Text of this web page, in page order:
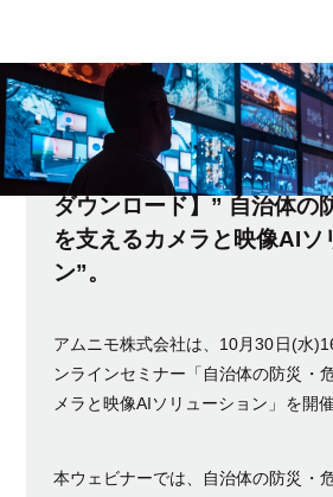
イベント・セミナー ウェビナー 受
【オンラインセミナー：講
ダウンロード】” 自治体の
を支えるカメラと映像AIソ
ン”。
アムニモ株式会社は、10月30日(水
ンラインセミナー「自治体の防災・
メラと映像AIソリューション」を開
本ウェビナーでは、自治体の防災・